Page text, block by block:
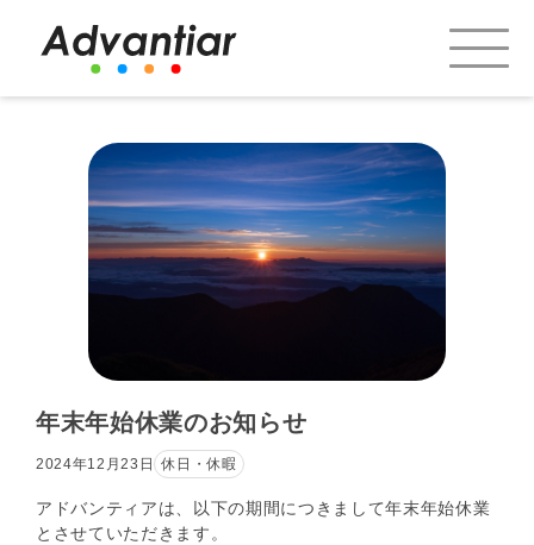
年末年始休業のお知らせ
2024年12月23日 休日・休暇
アドバンティアは、以下の期間につきまして年末年始休業
とさせていただきます。